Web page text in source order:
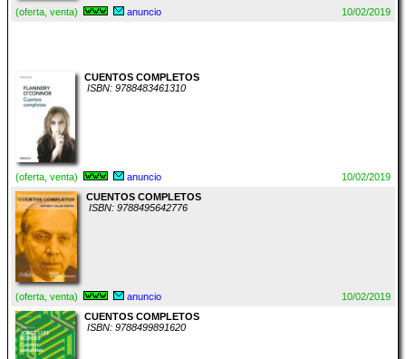
(oferta, venta) anuncio 10/02/2019
CUENTOS COMPLETOS
ISBN: 9788483461310
(oferta, venta) anuncio
10/02/2019
CUENTOS COMPLETOS
ISBN: 9788495642776
(oferta, venta) anuncio
10/02/2019
CUENTOS COMPLETOS
ISBN: 9788499891620